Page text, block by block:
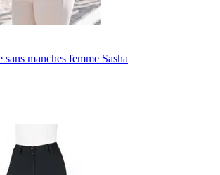
sans manches femme Sasha